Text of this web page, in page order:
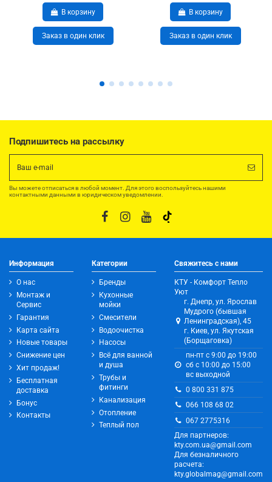
В корзину
Заказ в один клик
В корзину
Заказ в один клик
Подпишитесь на рассылку
Вы можете отписаться в любой момент. Для этого воспользуйтесь нашими
контактными данными в юридическом уведомлении.
Информация
О нас
Монтаж и
Сервис
Гарантия
Карта сайта
Новые товары
Снижение цен
Хит продаж!
Бесплатная
доставка
Бонус
Контакты
Категории
Бренды
Кухонные
мойки
Смесители
Водоочистка
Насосы
Всё для ванной
и душа
Трубы и
фитинги
Канализация
Отопление
Теплый пол
Свяжитесь с нами
КТУ - Комфорт Тепло
Уют
г. Днепр, ул. Ярослав
Мудрого (бывшая
Ленинградская), 45
г. Киев, ул. Якутская
(Борщаговка)
пн-пт с 9:00 до 19:00
сб с 10:00 до 15:00
вс выходной
0 800 331 875
066 108 68 02
067 2775316
Для партнеров:
kty.com.ua@gmail.com
Для безналичного
расчета:
kty.globalmag@gmail.com